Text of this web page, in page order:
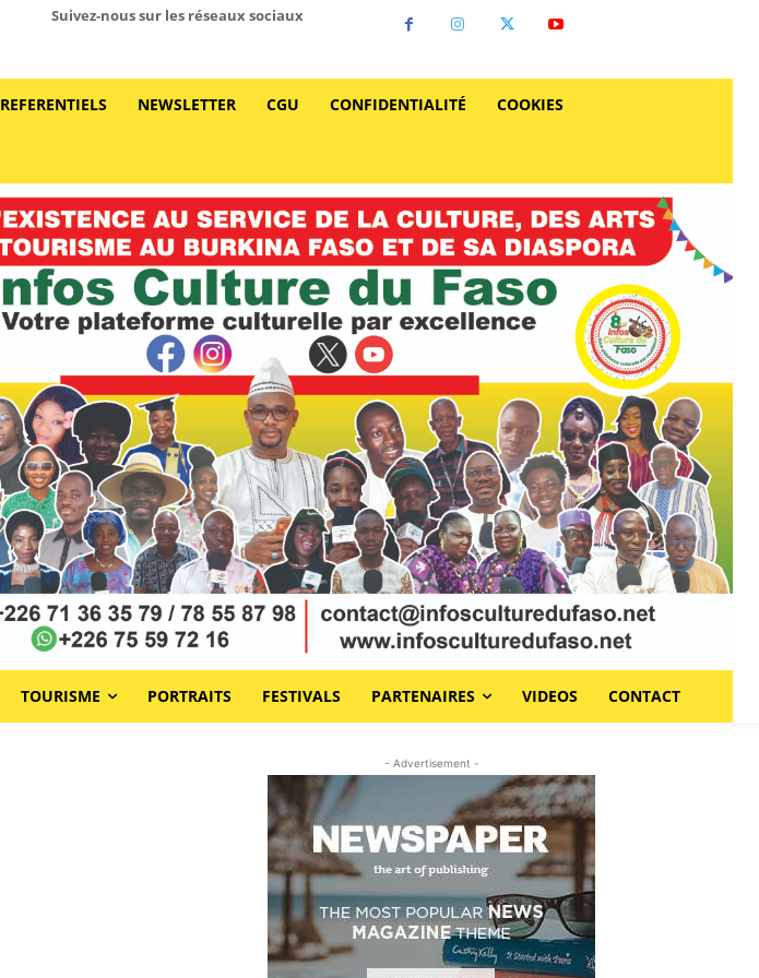
Suivez-nous sur les réseaux sociaux
REFERENTIELS NEWSLETTER CGU CONFIDENTIALITÉ COOKIES
TOURISME PORTRAITS FESTIVALS PARTENAIRES VIDEOS CONTACT
- Advertisement -